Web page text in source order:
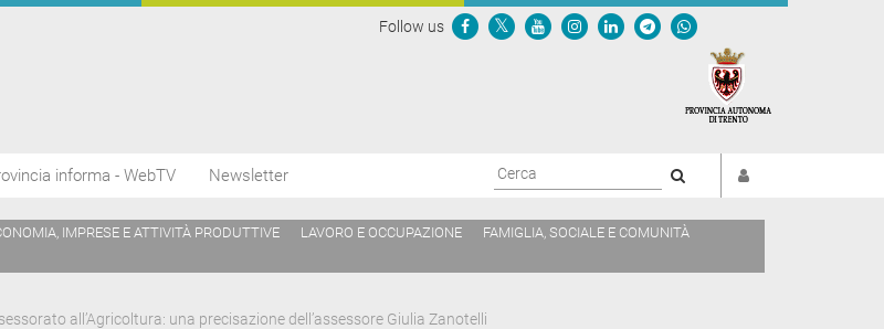
Follow us
informa - WebTV Newsletter
IMPRESE E ATTIVITÀ PRODUTTIVE LAVORO E OCCUPAZIONE
FAMIGLIA, SOCIALE E COMUNITÀ
all’Agricoltura: una precisazione dell’assessore Giulia Zanotelli